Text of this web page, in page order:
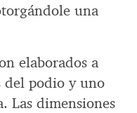
una
elaborados a
del podio y uno
Las dimensiones